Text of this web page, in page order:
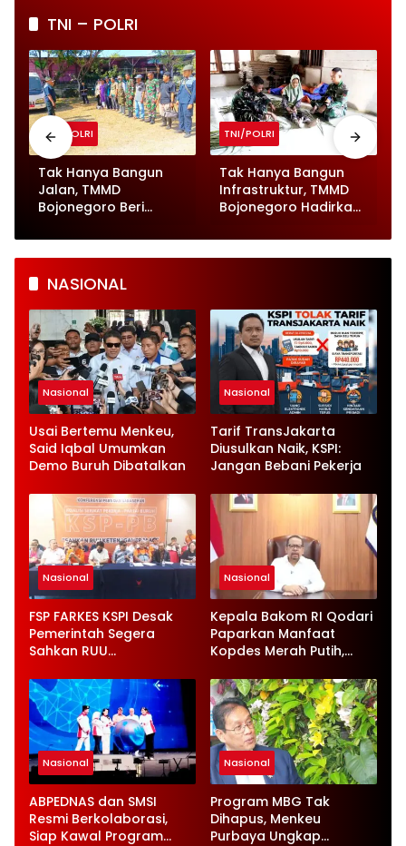
TNI – POLRI
TNI/POLRI
Tak Hanya Bangun
Jalan, TMMD
Bojonegoro Beri
untuk Ratusan Ternak
TNI/POLRI
Tak Hanya Bangun
Infrastruktur, TMMD
Bojonegoro Hadirkan
Prajurit Anyam Tikar
NASIONAL
Nasional
Usai Bertemu Menkeu,
Said Iqbal Umumkan
Demo Buruh Dibatalkan
Nasional
Tarif TransJakarta
Diusulkan Naik, KSPI:
Jangan Bebani Pekerja
Nasional
FSP FARKES KSPI Desak
Pemerintah Segera
Sahkan RUU
Nasional
Kepala Bakom RI Qodari
Paparkan Manfaat
Kopdes Merah Putih,
Kerja
Nasional
ABPEDNAS dan SMSI
Resmi Berkolaborasi,
Siap Kawal Program
Nasional
Program MBG Tak
Dihapus, Menkeu
Purbaya Ungkap